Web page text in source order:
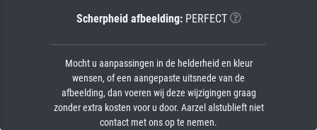
Scherpheid afbeelding:PERFECT
Mocht u aanpassingen in de helderheid en kleur
wensen, of een aangepaste uitsnede van de
afbeelding, dan voeren wij deze wijzigingen graag
zonder extra kosten voor u door. Aarzel alstublieft niet
contact met ons op te nemen.